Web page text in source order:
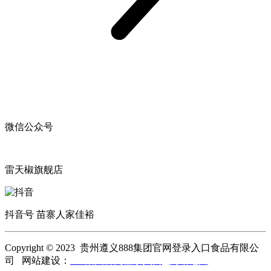
微信公众号
雷天椒旗舰店
抖音号 苗寨人家佳裕
Copyright © 2023 贵州遵义888集团官网登录入口食品有限公
司 网站建设：